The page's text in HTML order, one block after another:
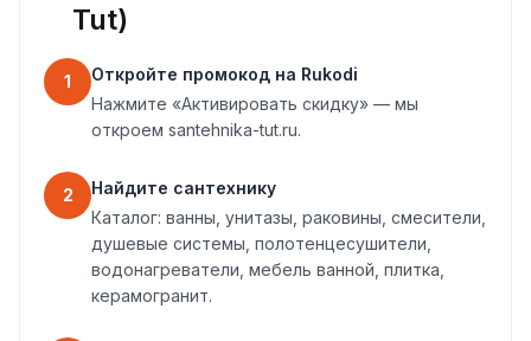
Tut)
1
Откройте промокод на Rukodi
Нажмите «Активировать скидку» — мы
откроем santehnika-tut.ru.
2
Найдите сантехнику
Каталог: ванны, унитазы, раковины, смесители,
душевые системы, полотенцесушители,
водонагреватели, мебель ванной, плитка,
керамогранит.